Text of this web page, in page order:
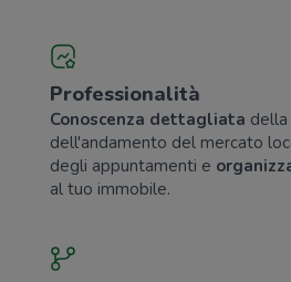
Professionalità
Conoscenza dettagliata della
dell'andamento del mercato
degli appuntamenti e
al tuo immobile.